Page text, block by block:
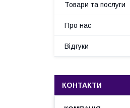
Товари та послуги
Про нас
Відгуки
КОНТАКТИ